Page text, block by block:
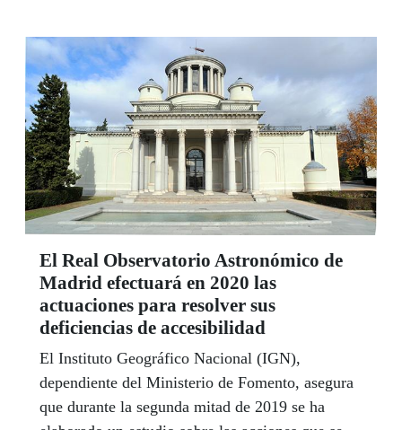
El Real Observatorio Astronómico de
Madrid efectuará en 2020 las
actuaciones para resolver sus
deficiencias de accesibilidad
El Instituto Geográfico Nacional (IGN),
dependiente del Ministerio de Fomento, asegura
que durante la segunda mitad de 2019 se ha